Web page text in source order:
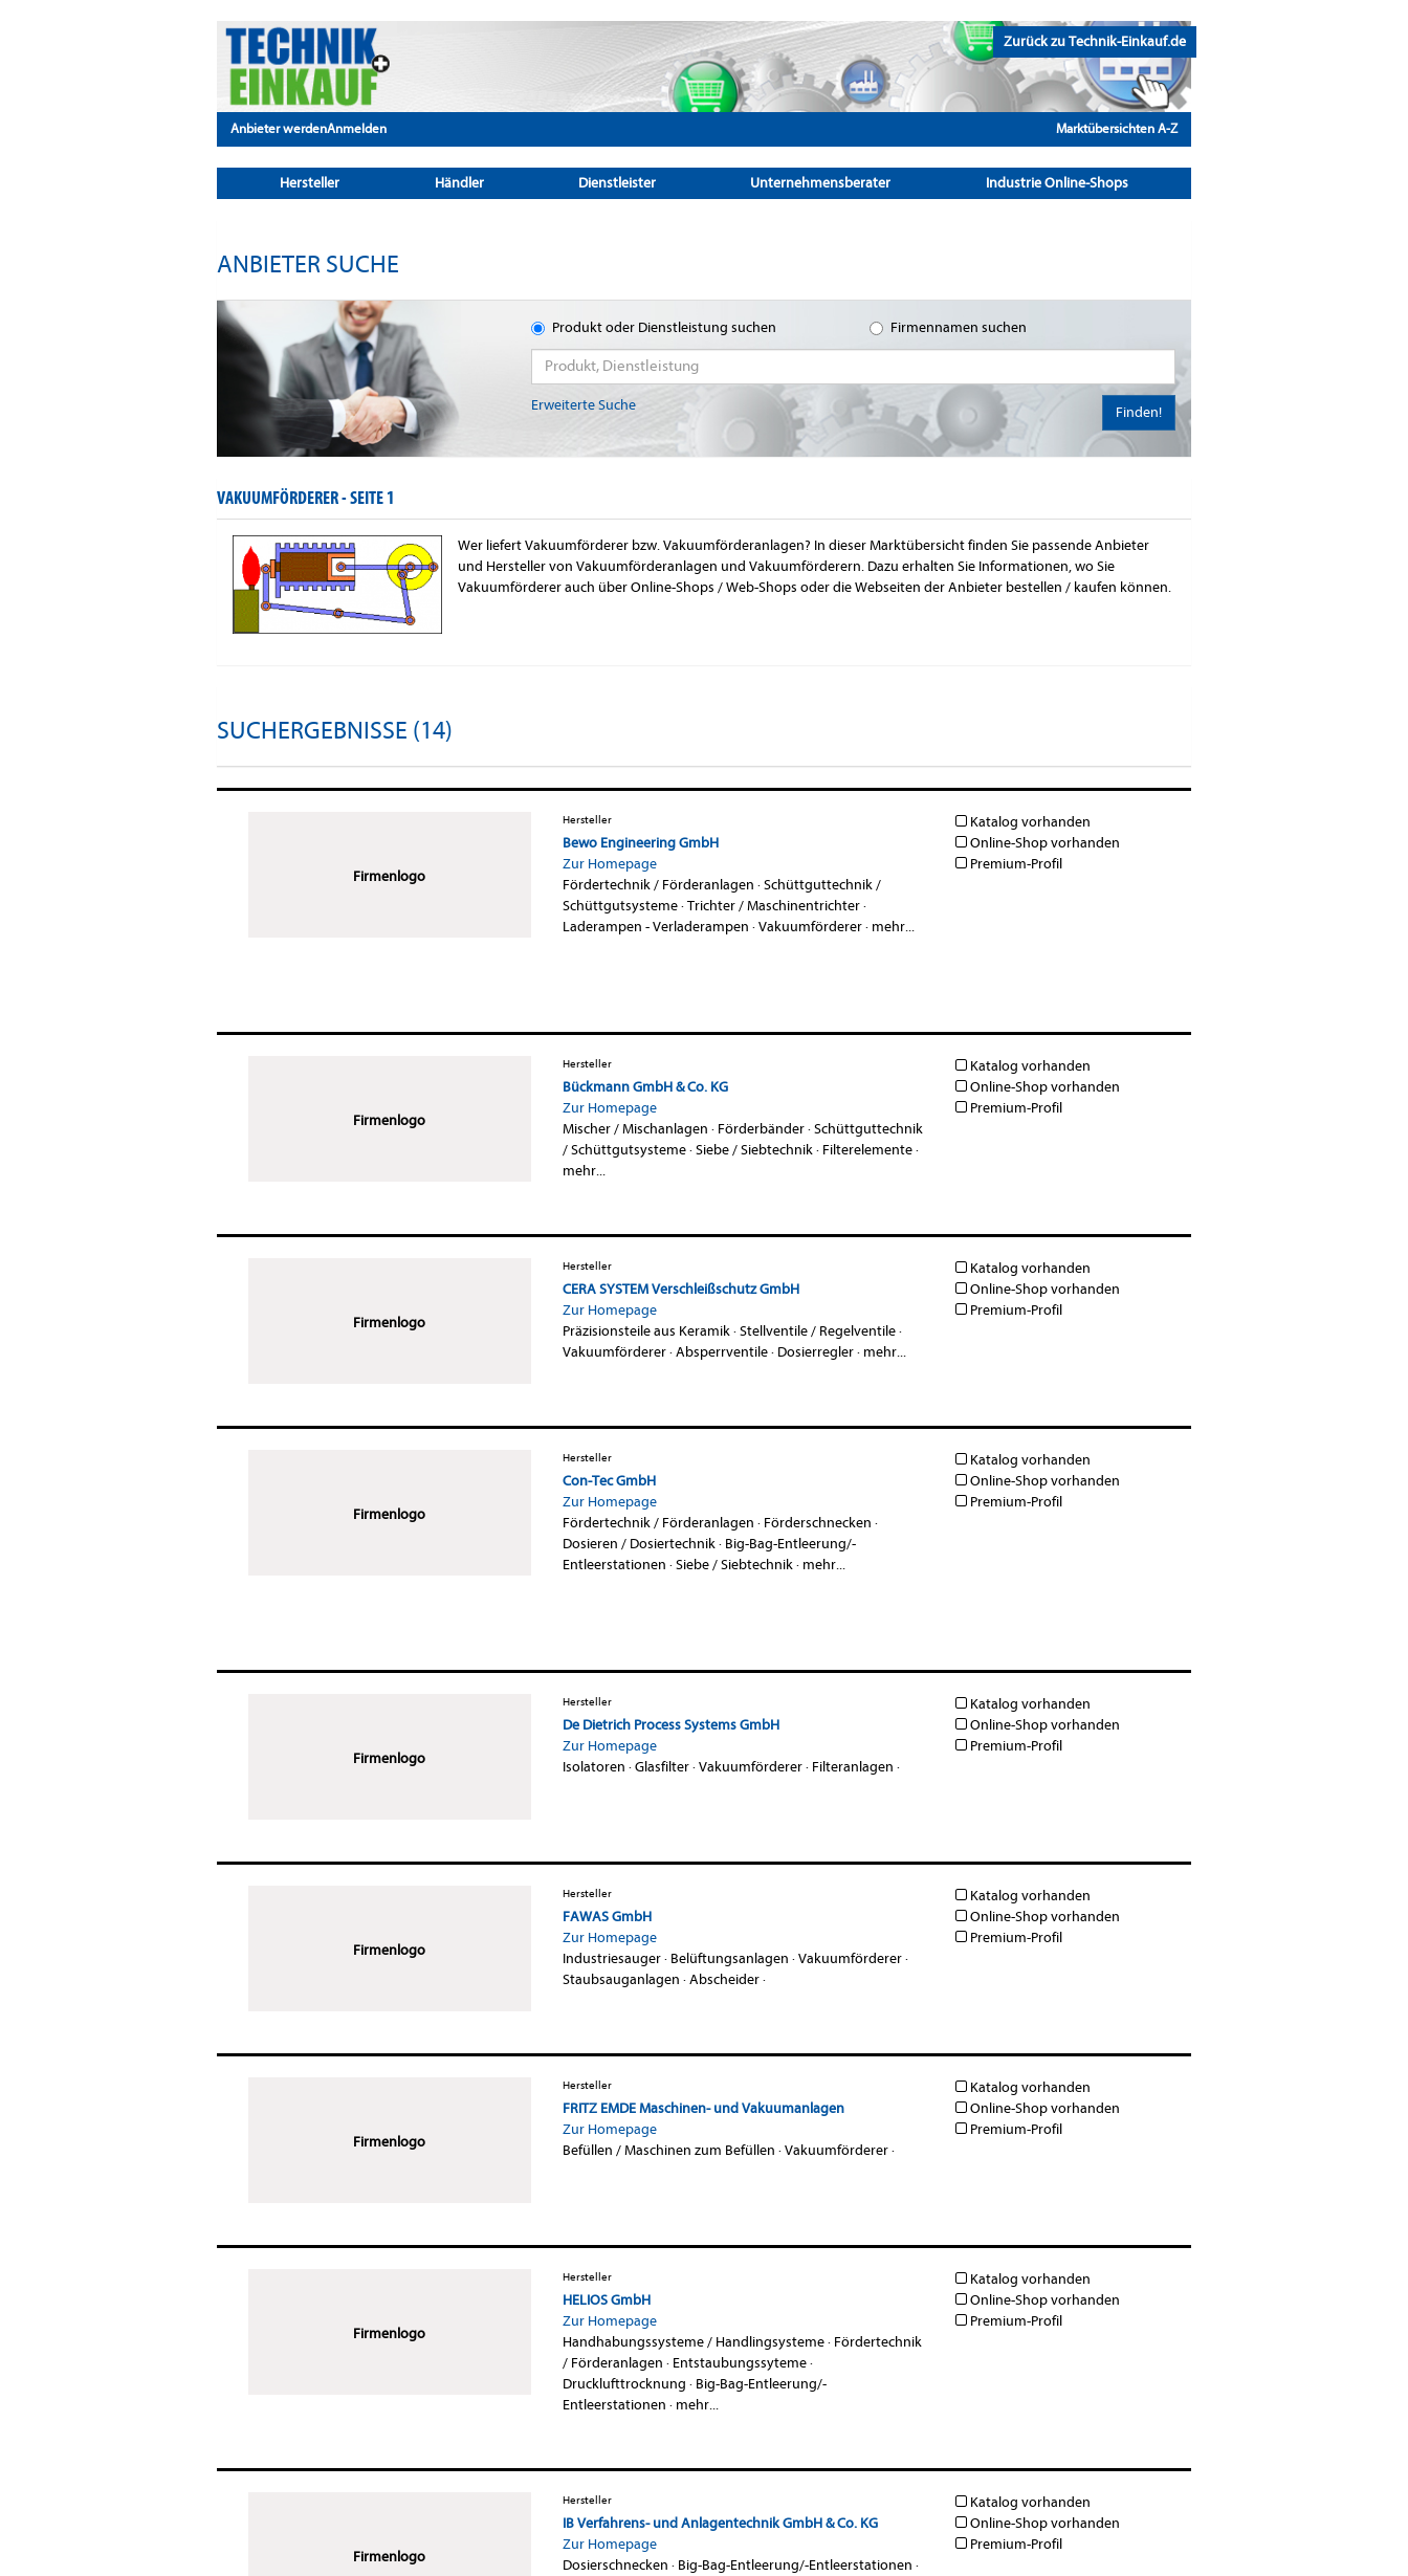
Zurück zu Technik-Einkauf.de
Anbieter werdenAnmelden Marktübersichten A-Z
Hersteller Händler Dienstleister Unternehmensberater Industrie Online-Shops
ANBIETER SUCHE
Produkt oder Dienstleistung suchen Firmennamen suchen
Erweiterte Suche Finden!
VAKUUMFÖRDERER -SEITE 1
Wer liefert Vakuumförderer bzw. Vakuumförderanlagen? In dieser Marktübersicht finden Sie passende Anbieter
und Hersteller von Vakuumförderanlagen und Vakuumförderern. Dazu erhalten Sie Informationen, wo Sie
Vakuumförderer auch über Online-Shops / Web-Shops oder die Webseiten der Anbieter bestellen / kaufen können.
SUCHERGEBNISSE (14)
Firmenlogo
Hersteller
Bewo Engineering GmbH
Zur Homepage
Fördertechnik / Förderanlagen ·Schüttguttechnik /
Schüttgutsysteme·Trichter / Maschinentrichter·
Laderampen - Verladerampen ·Vakuumförderer· mehr...
Katalog vorhanden
Online-Shop vorhanden
Premium-Profil
Firmenlogo
Hersteller
Bückmann GmbH & Co. KG
Zur Homepage
Mischer / Mischanlagen · Förderbänder·Schüttguttechnik
/ Schüttgutsysteme·Siebe / Siebtechnik· Filterelemente·
mehr...
Katalog vorhanden
Online-Shop vorhanden
Premium-Profil
Firmenlogo
Hersteller
CERA SYSTEM Verschleißschutz GmbH
Zur Homepage
Präzisionsteile aus Keramik·Stellventile / Regelventile·
Vakuumförderer·Absperrventile· Dosierregler· mehr...
Katalog vorhanden
Online-Shop vorhanden
Premium-Profil
Firmenlogo
Hersteller
Con-Tec GmbH
Zur Homepage
Fördertechnik / Förderanlagen · Förderschnecken ·
Dosieren / Dosiertechnik· Big-Bag-Entleerung/-
Entleerstationen ·Siebe / Siebtechnik· mehr...
Katalog vorhanden
Online-Shop vorhanden
Premium-Profil
Firmenlogo
Hersteller
De Dietrich Process Systems GmbH
Zur Homepage
Isolatoren ·Glasfilter·Vakuumförderer· Filteranlagen ·
Katalog vorhanden
Online-Shop vorhanden
Premium-Profil
Firmenlogo
Hersteller
FAWAS GmbH
Zur Homepage
Industriesauger· Belüftungsanlagen ·Vakuumförderer·
Staubsauganlagen ·Abscheider·
Katalog vorhanden
Online-Shop vorhanden
Premium-Profil
Firmenlogo
Hersteller
FRITZ EMDE Maschinen- und Vakuumanlagen
Zur Homepage
Befüllen / Maschinen zum Befüllen ·Vakuumförderer·
Katalog vorhanden
Online-Shop vorhanden
Premium-Profil
Firmenlogo
Hersteller
HELIOS GmbH
Zur Homepage
Handhabungssysteme / Handlingsysteme· Fördertechnik
/ Förderanlagen · Entstaubungssyteme·
Drucklufttrocknung · Big-Bag-Entleerung/-
Entleerstationen · mehr...
Katalog vorhanden
Online-Shop vorhanden
Premium-Profil
Firmenlogo
Hersteller
IB Verfahrens- und Anlagentechnik GmbH & Co. KG
Zur Homepage
Dosierschnecken · Big-Bag-Entleerung/-Entleerstationen ·
Katalog vorhanden
Online-Shop vorhanden
Premium-Profil